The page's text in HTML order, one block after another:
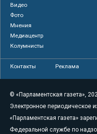
Видео
Фото
Мнения
Медиацентр
Колумнисты
Контакты Реклама
© «Парламентская газета»,
Электронное периодическое
«Парламентская газета»
Федеральной службе по